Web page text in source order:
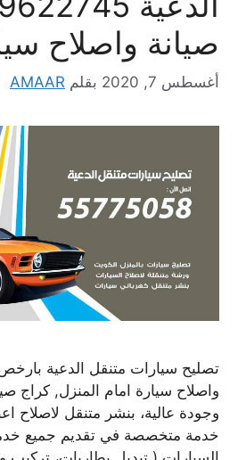
صيانة واصلاح
أغسطس 7, 2020 بقلم AMAAR
تصليح سيارات متنقل الدعية بارخص
واصلاح سيارة امام المنزل, كراج
وجودة عالية، بنشر متنقل لاصلاح
خدمة متخصصة في تقديم جميع